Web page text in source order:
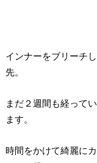
インナーをブリーチ
先。
まだ２週間も経って
ます。
時間をかけて綺麗に